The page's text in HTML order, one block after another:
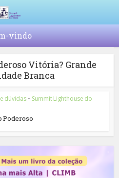
vindo
Vitória? Grande
Branca
dúvidas • Summit Lighthouse do
Poderoso